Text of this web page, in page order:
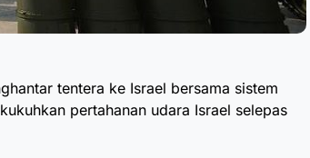
tentera ke Israel bersama sistem
pertahanan udara Israel selepas